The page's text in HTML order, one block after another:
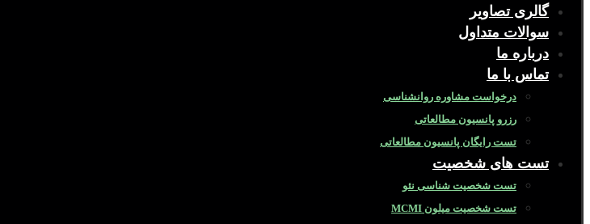
گالری تصاویر
سوالات متداول
درباره ما
تماس با ما
درخواست مشاوره روانشناسی
رزرو پانسیون مطالعاتی
تست رایگان پانسیون مطالعاتی
تست های شخصیت
تست شخصیت شناسی نئو
تست شخصیت میلون MCMI